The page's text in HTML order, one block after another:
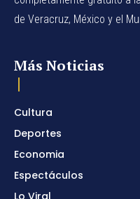
de Veracruz, México y el
Más Noticias
Cultura
Deportes
Economia
Espectáculos
Lo Viral